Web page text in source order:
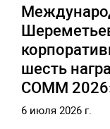
шесть
COMM
6 июля 2026 г.